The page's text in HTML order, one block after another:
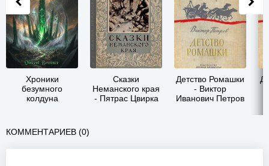
Хроники
безумного
колдуна
Vincent Bowence
Сказки
Неманского края
- Пятрас Цвирка
Детство Ромашки
- Виктор
Иванович Петров
КОММЕНТАРИЕВ (0)